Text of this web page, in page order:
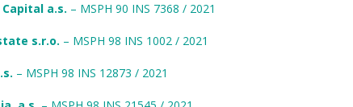
a.s. – MSPH 90 INS 7368 / 2021
s.r.o. – MSPH 98 INS 1002 / 2021
– MSPH 98 INS 12873 / 2021